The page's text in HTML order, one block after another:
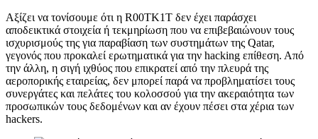
Αξίζει να τονίσουμε ότι η R00TK1T δεν έχει παράσχει
αποδεικτικά στοιχεία ή τεκμηρίωση που να επιβεβαιώνουν τους
ισχυρισμούς της για παραβίαση των συστημάτων της Qatar,
γεγονός που προκαλεί ερωτηματικά για την hacking επίθεση. Από
την άλλη, η σιγή ιχθύος που επικρατεί από την πλευρά της
αεροπορικής εταιρείας, δεν μπορεί παρά να προβληματίσει τους
συνεργάτες και πελάτες του κολοσσού για την ακεραιότητα των
προσωπικών τους δεδομένων και αν έχουν πέσει στα χέρια των
hackers.